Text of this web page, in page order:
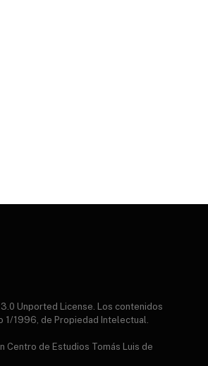
Unported License. Los contenidos
1996, de Propiedad Intelectual.
Centro de Estudios Tomás Luis de